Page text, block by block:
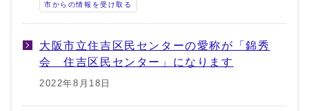
市からの情報を受け取る
大阪市立住吉区民センターの愛称が「錦秀
会 住吉区民センター」になります
2022年8月18日